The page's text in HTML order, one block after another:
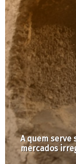
O Teatro
cultural em